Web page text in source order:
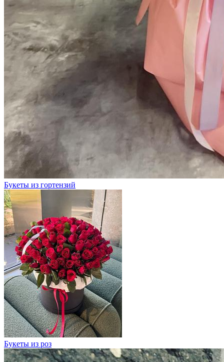
Букеты из гортензий
Букеты из роз